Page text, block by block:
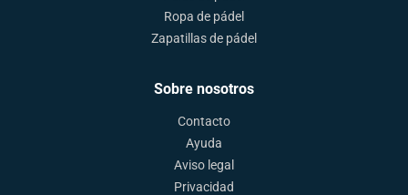
Ropa de pádel
Zapatillas de pádel
Sobre nosotros
Contacto
Ayuda
Aviso legal
Privacidad